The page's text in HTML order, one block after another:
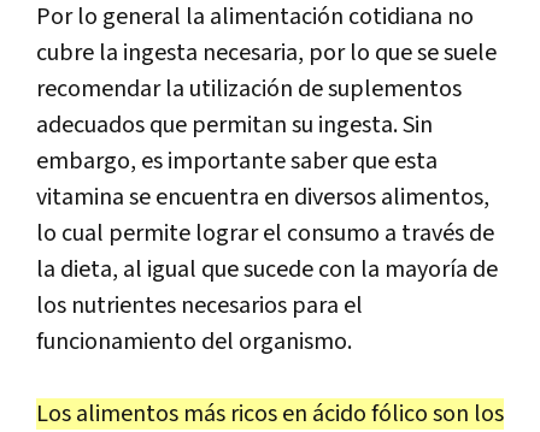
Por lo general la alimentación cotidiana no
cubre la ingesta necesaria, por lo que se suele
recomendar la utilización de suplementos
adecuados que permitan su ingesta. Sin
embargo, es importante saber que esta
vitamina se encuentra en diversos alimentos,
lo cual permite lograr el consumo a través de
la dieta, al igual que sucede con la mayoría de
los nutrientes necesarios para el
funcionamiento del organismo.
Los alimentos más ricos en ácido fólico son los